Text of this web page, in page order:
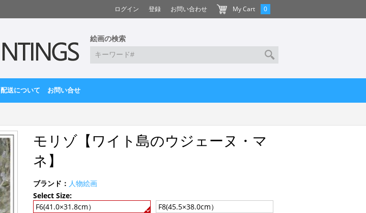
ログイン 登録 お問い合わせ My Cart 0
絵画の検索
配送について お問い合せ
モリゾ【ワイト島のウジェーヌ・マ
ネ】
ブランド： 人物絵画
Select Size:
F6(41.0×31.8cm）
F8(45.5×38.0cm）